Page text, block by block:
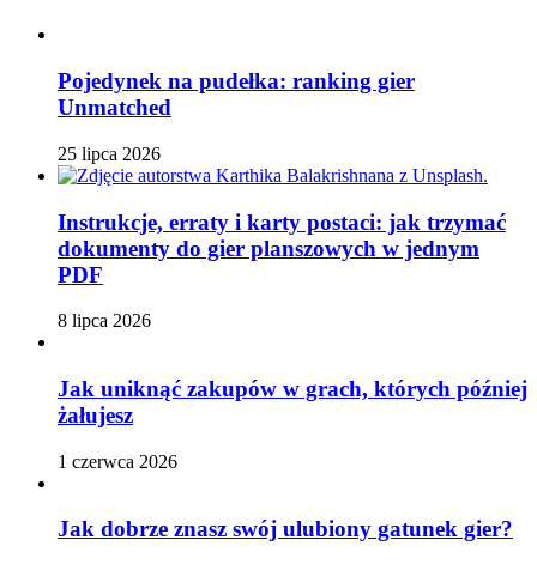
Pojedynek na pudełka: ranking gier
Unmatched
25 lipca 2026
Instrukcje, erraty i karty postaci: jak trzymać
dokumenty do gier planszowych w jednym
PDF
8 lipca 2026
Jak uniknąć zakupów w grach, których później
żałujesz
1 czerwca 2026
Jak dobrze znasz swój ulubiony gatunek gier?